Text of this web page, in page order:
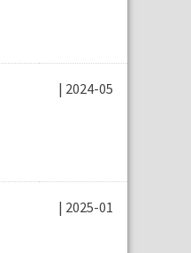
| 2024-05
| 2025-01